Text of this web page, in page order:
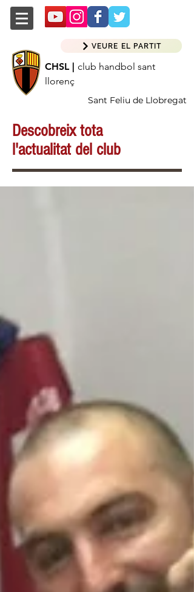
CHSL | club handbol sant
llorenç
Sant Feliu de Llobregat
VEURE EL PARTIT
Descobreix tota
l'actualitat del club